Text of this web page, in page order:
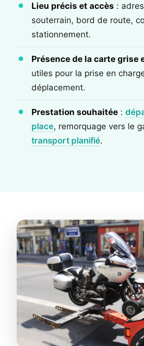
Lieu précis et accès :
souterrain, bord de route,
stationnement.
Présence de la carte grise
utiles pour la prise en
déplacement.
Prestation souhaitée :
place, remorquage vers le
transport planifié.